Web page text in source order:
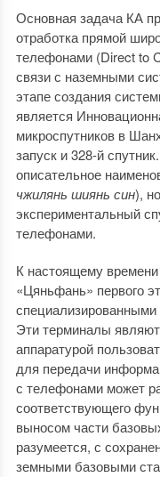
Основная задача КА
отработка прямой
телефонами (Direct to
связи с наземными
этапе создания
является
микроспутников в
запуск и 328-й
описательное
чжилянь шиянь син),
экспериментальный
телефонами.
К настоящему
«Цяньфань» первого
Эти терминалы
аппаратурой
для передачи
с телефонами может
соответствующего
выносом части
разумеется, с
земными базовыми